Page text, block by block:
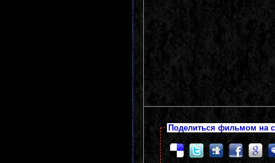
Поделиться фильмом на